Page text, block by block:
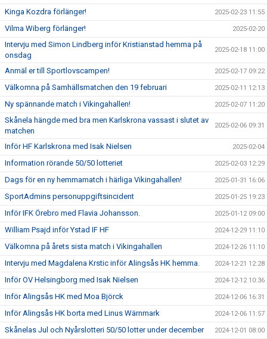
Kinga Kozdra förlänger! 2025-02-23 11:55
Vilma Wiberg förlänger! 2025-02-20
Intervju med Simon Lindberg inför Kristianstad hemma på
onsdag
2025-02-18 11:00
Anmäl er till Sportlovscampen! 2025-02-17 09:22
Välkomna på Samhällsmatchen den 19 februari 2025-02-11 12:13
Ny spännande match i Vikingahallen! 2025-02-07 11:20
Skånela hängde med bra men Karlskrona vassast i slutet av
matchen
2025-02-06 09:31
Inför HF Karlskrona med Isak Nielsen 2025-02-04
Information rörande 50/50 lotteriet 2025-02-03 12:29
Dags för en ny hemmamatch i härliga Vikingahallen! 2025-01-31 16:06
SportAdmins personuppgiftsincident 2025-01-25 19:23
Inför IFK Örebro med Flavia Johansson. 2025-01-12 09:00
William Psajd inför Ystad IF HF 2024-12-29 11:10
Välkomna på årets sista match i Vikingahallen 2024-12-26 11:10
Intervju med Magdalena Krstic inför Alingsås HK hemma. 2024-12-21 12:28
Inför OV Helsingborg med Isak Nielsen 2024-12-12 10:36
Inför Alingsås HK med Moa Björck 2024-12-06 16:31
Inför Alingsås HK borta med Linus Wärnmark 2024-12-06 11:57
Skånelas Jul och Nyårslotteri 50/50 lotter under december 2024-12-01 08:00